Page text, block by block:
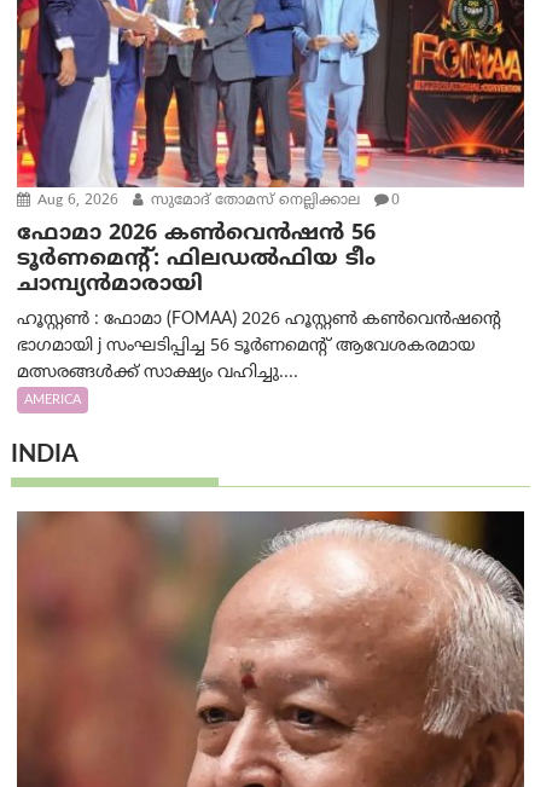
Aug 6, 2026 സുമോദ് തോമസ് നെല്ലിക്കാല 0
ഫോമാ 2026 കൺവെൻഷൻ 56
ടൂർണമെന്റ്: ഫിലഡൽഫിയ ടീം
ചാമ്പ്യൻമാരായി
ഹൂസ്റ്റൺ : ഫോമാ (FOMAA) 2026 ഹൂസ്റ്റൺ കൺവെൻഷന്റെ
ഭാഗമായി j സംഘടിപ്പിച്ച 56 ടൂർണമെന്റ് ആവേശകരമായ
മത്സരങ്ങൾക്ക് സാക്ഷ്യം വഹിച്ചു....
AMERICA
INDIA